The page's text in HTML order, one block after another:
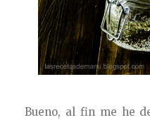
Bueno, al fin me he